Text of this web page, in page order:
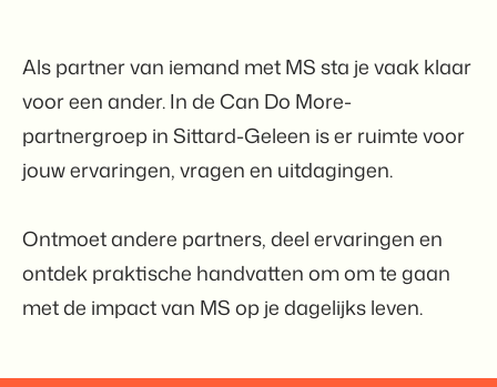
Als partner van iemand met MS sta je vaak klaar
voor een ander. In de Can Do More-
partnergroep in Sittard-Geleen is er ruimte voor
jouw ervaringen, vragen en uitdagingen.
Ontmoet andere partners, deel ervaringen en
ontdek praktische handvatten om om te gaan
met de impact van MS op je dagelijks leven.